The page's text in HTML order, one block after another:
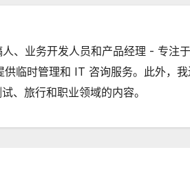
、业务开发人员和产品经理 - 专注
临时管理和 IT 咨询服务。此外，
、旅行和职业领域的内容。